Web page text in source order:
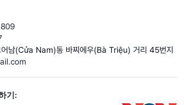
어남(Cửa Nam)동 바찌에우(Bà Triệu) 거리 45번지
기: